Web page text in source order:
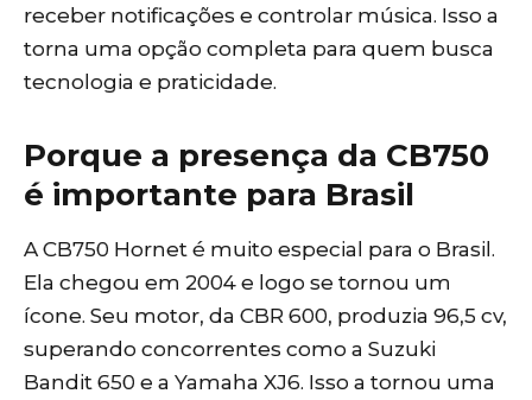
receber notificações e controlar música. Isso a
torna uma opção completa para quem busca
tecnologia e praticidade.
Porque a presença da CB750
é importante para Brasil
A CB750 Hornet é muito especial para o Brasil.
Ela chegou em 2004 e logo se tornou um
ícone. Seu motor, da CBR 600, produzia 96,5 cv,
superando concorrentes como a Suzuki
Bandit 650 e a Yamaha XJ6. Isso a tornou uma